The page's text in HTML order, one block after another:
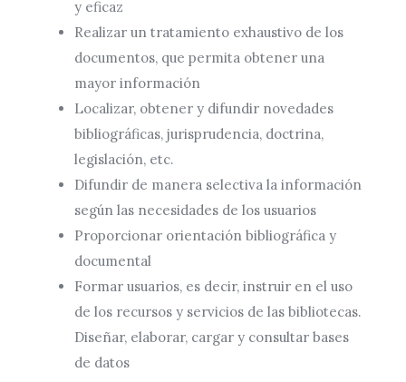
y eficaz
Realizar un tratamiento exhaustivo de los
documentos, que permita obtener una
mayor información
Localizar, obtener y difundir novedades
bibliográficas, jurisprudencia, doctrina,
legislación, etc.
Difundir de manera selectiva la información
según las necesidades de los usuarios
Proporcionar orientación bibliográfica y
documental
Formar usuarios, es decir, instruir en el uso
de los recursos y servicios de las bibliotecas.
Diseñar, elaborar, cargar y consultar bases
de datos